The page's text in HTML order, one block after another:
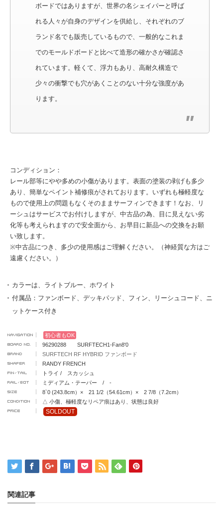
ボードではありますが、世界の名シェイパーと呼ば
れる人々が自身のデザインを供給し、それぞれのブ
ランド名でも販売しているもので、一般的なこれま
でのモールドボードと比べて造形の確かさが確認さ
れています。軽くて、浮力もあり、高耐久構造で
少々の衝撃でも穴があくことのない十分な強度があ
ります。
コンディション：
レール部等にやや多めの小傷があります。表面の塗装の剥げも多少
あり、簡単なペイント補修痕がされております。いずれも極軽度な
もので使用上の問題もなくそのままサーフィンできます！なお、リ
ーシュはサービスでお付けしますが、中古品の為、目に見えない劣
化等も考えられますので安全面から、お早目に新品への交換をお願
い致します。
※中古品につき、多少の使用感はご理解ください。（神経質な方はご
遠慮ください。）
カラーは、ライトブルー、ホワイト
付属品：ファンボード、デッキパッド、フィン、リーシュコード、ニ
ットケース付き
初心者もOK
96290288 SURFTECH1-Fan8'0
SURFTECH RF HYBRID ファンボード
RANDY FRENCH
トライ / スカッシュ
ミディアム・テーパー / -
8`0 (243.8cm）× 21 1/2（54.61cm）× 2 7/8（7.2cm）
△ 小傷、極軽度なリペア痕はあり、状態は良好
SOLDOUT
関連記事